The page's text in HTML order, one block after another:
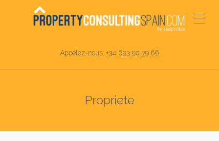
Appelez-nous: +34 693 90 79 66
Propriete